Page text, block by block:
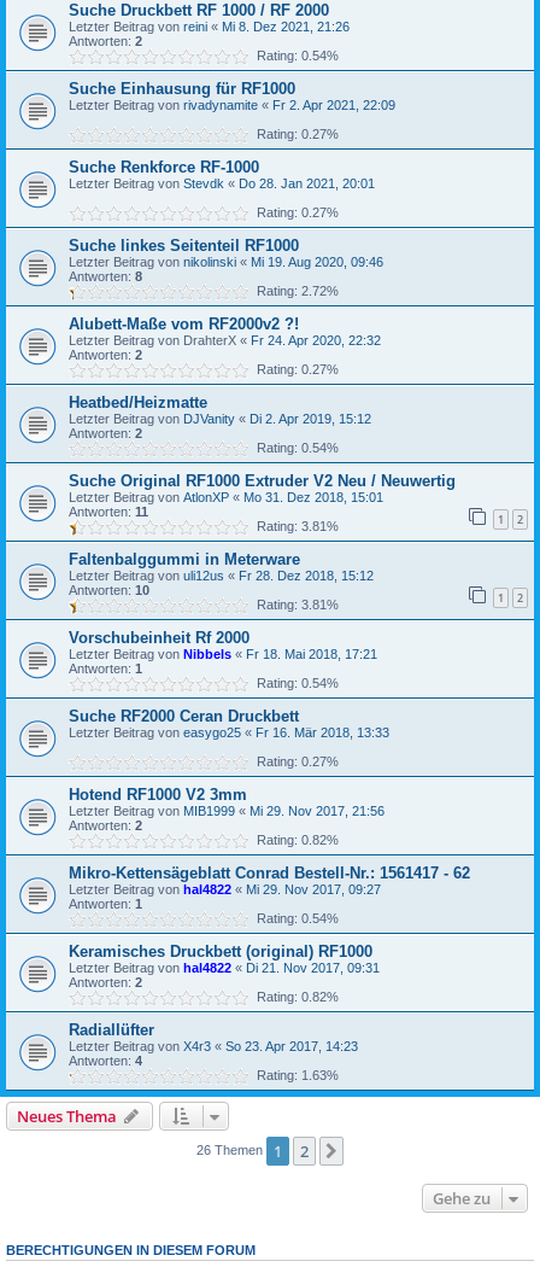
Suche Druckbett RF 1000 / RF 2000
Letzter Beitrag von reini « Mi 8. Dez 2021, 21:26
Antworten: 2
Rating: 0.54%
Suche Einhausung für RF1000
Letzter Beitrag von rivadynamite « Fr 2. Apr 2021, 22:09
Rating: 0.27%
Suche Renkforce RF-1000
Letzter Beitrag von Stevdk « Do 28. Jan 2021, 20:01
Rating: 0.27%
Suche linkes Seitenteil RF1000
Letzter Beitrag von nikolinski « Mi 19. Aug 2020, 09:46
Antworten: 8
Rating: 2.72%
Alubett-Maße vom RF2000v2 ?!
Letzter Beitrag von DrahterX « Fr 24. Apr 2020, 22:32
Antworten: 2
Rating: 0.27%
Heatbed/Heizmatte
Letzter Beitrag von DJVanity « Di 2. Apr 2019, 15:12
Antworten: 2
Rating: 0.54%
Suche Original RF1000 Extruder V2 Neu / Neuwertig
Letzter Beitrag von AtlonXP « Mo 31. Dez 2018, 15:01
Antworten: 11 1 2
Rating: 3.81%
Faltenbalggummi in Meterware
Letzter Beitrag von uli12us « Fr 28. Dez 2018, 15:12
Antworten: 10 1 2
Rating: 3.81%
Vorschubeinheit Rf 2000
Letzter Beitrag von Nibbels « Fr 18. Mai 2018, 17:21
Antworten: 1
Rating: 0.54%
Suche RF2000 Ceran Druckbett
Letzter Beitrag von easygo25 « Fr 16. Mär 2018, 13:33
Rating: 0.27%
Hotend RF1000 V2 3mm
Letzter Beitrag von MIB1999 « Mi 29. Nov 2017, 21:56
Antworten: 2
Rating: 0.82%
Mikro-Kettensägeblatt Conrad Bestell-Nr.: 1561417 - 62
Letzter Beitrag von hal4822 « Mi 29. Nov 2017, 09:27
Antworten: 1
Rating: 0.54%
Keramisches Druckbett (original) RF1000
Letzter Beitrag von hal4822 « Di 21. Nov 2017, 09:31
Antworten: 2
Rating: 0.82%
Radiallüfter
Letzter Beitrag von X4r3 « So 23. Apr 2017, 14:23
Antworten: 4
Rating: 1.63%
Neues Thema
26 Themen 1 2
Gehe zu
BERECHTIGUNGEN IN DIESEM FORUM